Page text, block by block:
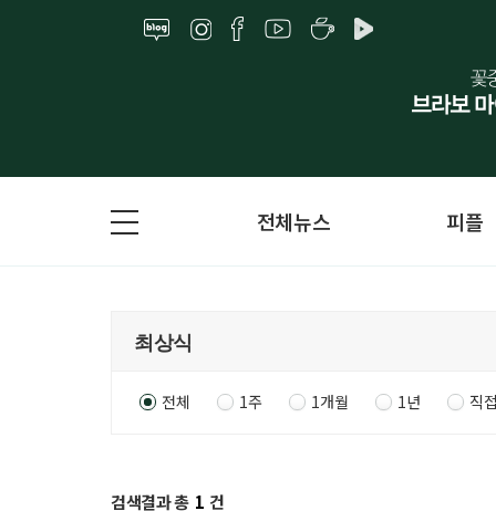
전체뉴스 피플
전체 1주 1개월 1년 직
검색결과 총 1 건